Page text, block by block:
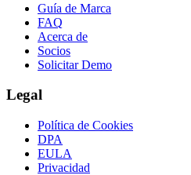
Guía de Marca
FAQ
Acerca de
Socios
Solicitar Demo
Legal
Política de Cookies
DPA
EULA
Privacidad